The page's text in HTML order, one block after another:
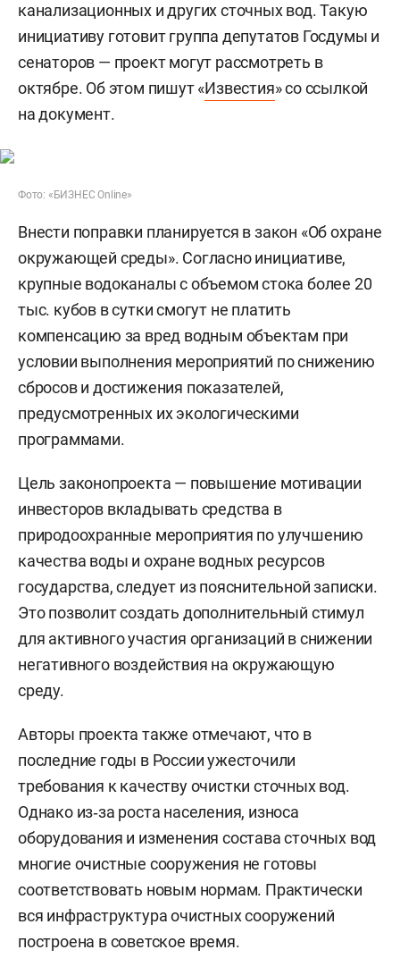
канализационных и других сточных вод. Такую
инициативу готовит группа депутатов Госдумы и
сенаторов — проект могут рассмотреть в
октябре. Об этом пишут «Известия» со ссылкой
на документ.
Фото: «БИЗНЕС Online»
Внести поправки планируется в закон «Об охране
окружающей среды». Согласно инициативе,
крупные водоканалы с объемом стока более 20
тыс. кубов в сутки смогут не платить
компенсацию за вред водным объектам при
условии выполнения мероприятий по снижению
сбросов и достижения показателей,
предусмотренных их экологическими
программами.
Цель законопроекта — повышение мотивации
инвесторов вкладывать средства в
природоохранные мероприятия по улучшению
качества воды и охране водных ресурсов
государства, следует из пояснительной записки.
Это позволит создать дополнительный стимул
для активного участия организаций в снижении
негативного воздействия на окружающую
среду.
Авторы проекта также отмечают, что в
последние годы в России ужесточили
требования к качеству очистки сточных вод.
Однако из‑за роста населения, износа
оборудования и изменения состава сточных вод
многие очистные сооружения не готовы
соответствовать новым нормам. Практически
вся инфраструктура очистных сооружений
построена в советское время.